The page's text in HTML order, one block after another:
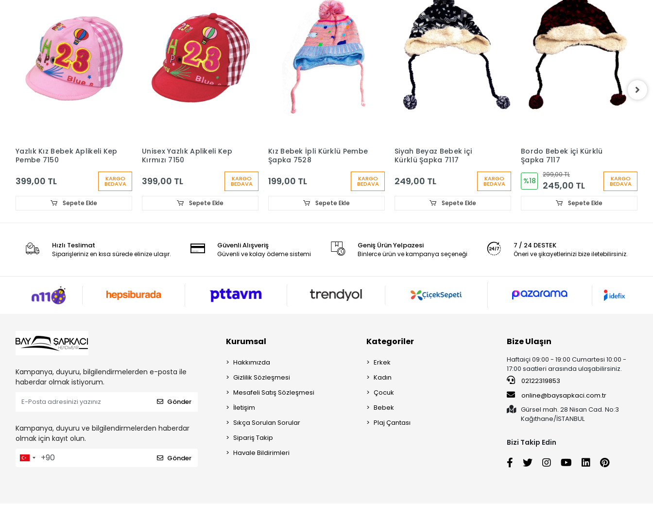
Yazlık Kız Bebek Aplikeli Kep
Pembe 7150
399,00 TL KARGO
BEDAVA
Sepete Ekle
Unisex Yazlık Aplikeli Kep
Kırmızı 7150
399,00 TL KARGO
BEDAVA
Sepete Ekle
Kız Bebek İpli Kürklü Pembe
Şapka 7528
199,00 TL KARGO
BEDAVA
Sepete Ekle
Siyah Beyaz Bebek içi
Kürklü Şapka 7117
249,00 TL KARGO
BEDAVA
Sepete Ekle
Bordo Bebek içi Kürklü
Şapka 7117
%18
299,00 TL
245,00 TL
KARGO
BEDAVA
Sepete Ekle
Hızlı Teslimat
Siparişleriniz en kısa sürede elinize ulaşır.
Güvenli Alışveriş
Güvenli ve kolay ödeme sistemi
Geniş Ürün Yelpazesi
Binlerce ürün ve kampanya seçeneği
7 / 24 DESTEK
Öneri ve şikayetlerinizi bize iletebilirsiniz.
Kampanya, duyuru, bilgilendirmelerden e-posta ile
haberdar olmak istiyorum.
Gönder
Kampanya, duyuru ve bilgilendirmelerden haberdar
olmak için kayıt olun.
Gönder
Kurumsal
Hakkımızda
Gizlilik Sözleşmesi
Mesafeli Satış Sözleşmesi
İletişim
Sıkça Sorulan Sorular
Sipariş Takip
Havale Bildirimleri
Kategoriler
Erkek
Kadın
Çocuk
Bebek
Plaj Çantası
Bize Ulaşın
Haftaiçi 09:00 - 19:00 Cumartesi 10:00 -
17:00 saatleri arasında ulaşabilirsiniz.
02122319853
online@baysapkaci.com.tr
Gürsel mah. 28 Nisan Cad. No:3
Kağıthane/İSTANBUL
Bizi Takip Edin